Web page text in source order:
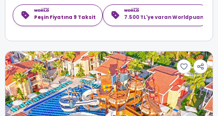
Peşin Fiyatına 9 Taksit 7.500 TL'ye varan Worldpuan